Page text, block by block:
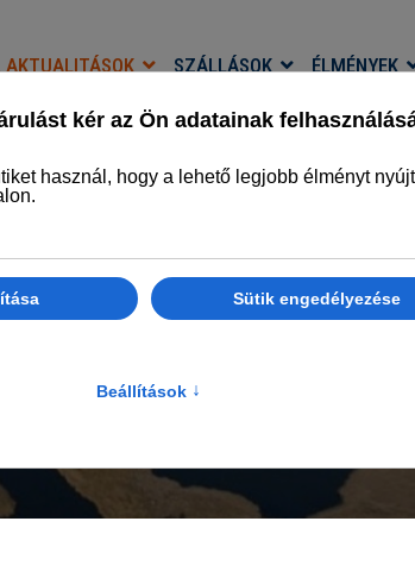
AKTUALITÁSOK SZÁLLÁSOK ÉLMÉNYEK
BLOG
Legyél naprakész
Élményfalu Blog NO (p)ARA! -